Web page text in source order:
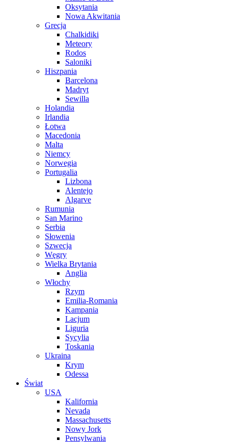
Oksytania
Nowa Akwitania
Grecja
Chalkidiki
Meteory
Rodos
Saloniki
Hiszpania
Barcelona
Madryt
Sewilla
Holandia
Irlandia
Łotwa
Macedonia
Malta
Niemcy
Norwegia
Portugalia
Lizbona
Alentejo
Algarve
Rumunia
San Marino
Serbia
Słowenia
Szwecja
Węgry
Wielka Brytania
Anglia
Włochy
Rzym
Emilia-Romania
Kampania
Lacjum
Liguria
Sycylia
Toskania
Ukraina
Krym
Odessa
Świat
USA
Kalifornia
Nevada
Massachusetts
Nowy Jork
Pensylwania